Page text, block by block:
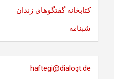
کتابخانه گفتگوهای زندان
شبنامه
haftegi@dialogt.de